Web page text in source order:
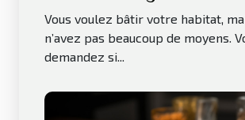
Vous voulez bâtir votre habitat,
n’avez pas beaucoup de moyens.
demandez si...